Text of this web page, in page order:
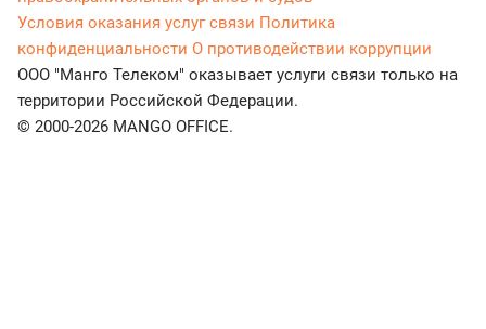
Условия оказания услуг связи Политика
конфиденциальности О противодействии коррупции
ООО "Манго Телеком" оказывает услуги связи только на
территории Российской Федерации.
© 2000-2026 MANGO OFFICE.